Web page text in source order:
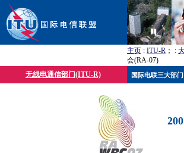
主页 : ITU-R ； :
会(RA-07)
无线电通信部门(ITU-R)
国际电联三大部门